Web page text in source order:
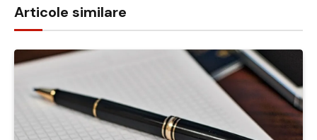
Articole similare